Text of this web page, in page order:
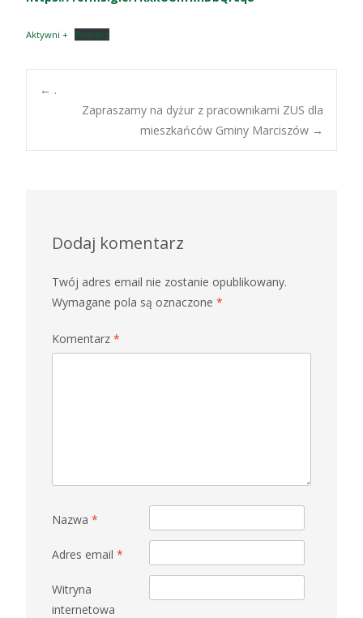
Aktywni + Pobierz
Post
navigation
← .
Zapraszamy na dyżur z pracownikami ZUS dla
mieszkańców Gminy Marciszów →
Dodaj komentarz
Twój adres email nie zostanie opublikowany.
Wymagane pola są oznaczone *
Komentarz *
Nazwa *
Adres email *
Witryna
internetowa